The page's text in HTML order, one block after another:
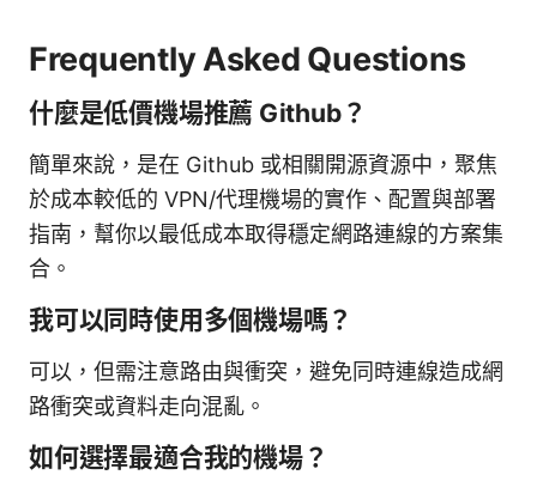
Frequently Asked Questions
什麼是低價機場推薦 Github？
簡單來說，是在 Github 或相關開源資源中，聚焦
於成本較低的 VPN/代理機場的實作、配置與部署
指南，幫你以最低成本取得穩定網路連線的方案集
合。
我可以同時使用多個機場嗎？
可以，但需注意路由與衝突，避免同時連線造成網
路衝突或資料走向混亂。
如何選擇最適合我的機場？